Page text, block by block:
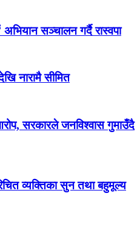
अभियान सञ्चालन गर्दै रास्वपा
नारामै सीमित
सरकारले जनविश्वास गुमाउँदै
व्यक्तिका सुन तथा बहुमूल्य